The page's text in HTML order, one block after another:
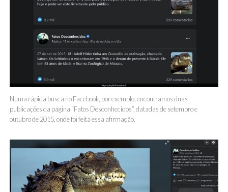
Numa rápida busca no Facebook, por exemplo, encontramos duas
publicações da página “Fatos Desconhecidos”, datadas de setembro e
outubro de 2015, onde foi feita essa afirmação.